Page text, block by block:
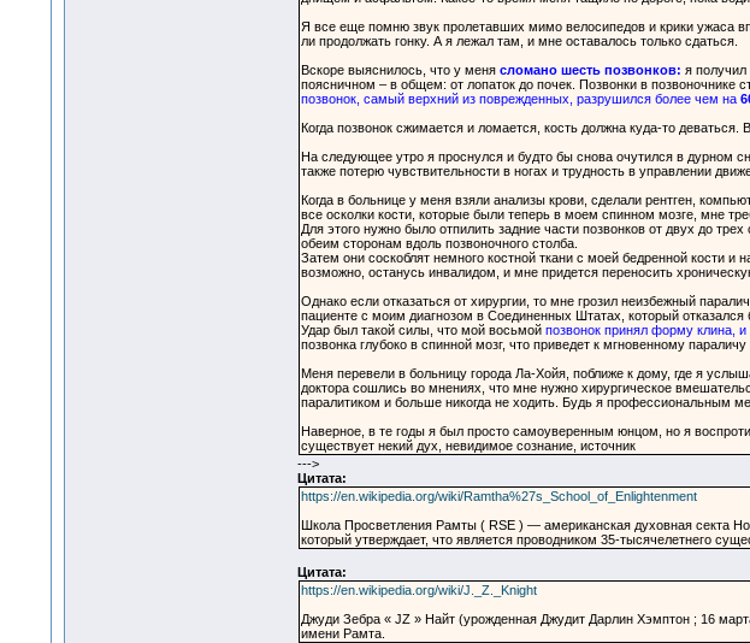
Я все еще помню звук пролетавших мимо велосипедов и крики ужаса
ли продолжать гонку. А я лежал там, и мне оставалось только сдаться.
Вскоре выяснилось, что у меня сломано шесть позвонков: я
поясничном – в общем: от лопаток до почек. Позвонки в позвоночнике
позвонок, самый верхний из поврежденных, разрушился более чем на
Когда позвонок сжимается и ломается, кость должна куда-то
На следующее утро я проснулся и будто бы снова очутился в дурном
также потерю чувствительности в ногах и трудность в управлении
Когда в больнице у меня взяли анализы крови, сделали рентген,
все осколки кости, которые были теперь в моем спинном мозге, мне
Для этого нужно было отпилить задние части позвонков от двух до
обеим сторонам вдоль позвоночного столба.
Затем они соскоблят немного костной ткани с моей бедренной кости и
возможно, останусь инвалидом, и мне придется переносить
Однако если отказаться от хирургии, то мне грозил неизбежный
пациенте с моим диагнозом в Соединенных Штатах, который отказался
Удар был такой силы, что мой восьмой позвонок принял форму клина, и
позвонка глубоко в спинной мозг, что приведет к мгновенному
Меня перевели в больницу города Ла-Хойя, поближе к дому, где я
доктора сошлись во мнениях, что мне нужно хирургическое
паралитиком и больше никогда не ходить. Будь я профессиональным
Наверное, в те годы я был просто самоуверенным юнцом, но я
существует некий дух, невидимое сознание, источник
--->
Цитата:
https://en.wikipedia.org/wiki/Ramtha%27s_School_of_Enlightenment
Школа Просветления Рамты ( RSE ) — американская духовная секта
который утверждает, что является проводником 35-тысячелетнего
Цитата:
https://en.wikipedia.org/wiki/J._Z._Knight
Джуди Зебра « JZ » Найт (урожденная Джудит Дарлин Хэмптон ; 16
имени Рамта.